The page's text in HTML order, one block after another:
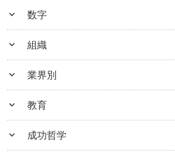
keyboard_arrow_down 数字
keyboard_arrow_down 組織
keyboard_arrow_down 業界別
keyboard_arrow_down 教育
keyboard_arrow_down 成功哲学